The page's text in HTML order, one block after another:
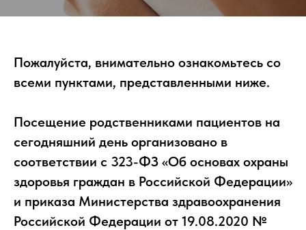
Пожалуйста, внимательно ознакомьтесь со
всеми пунктами, представленными ниже.
Посещение родственниками пациентов на
сегодняшний день организовано в
соответствии с 323-ФЗ «Об основах охраны
здоровья граждан в Российской Федерации»
и приказа Министерства здравоохранения
Российской Федерации от 19.08.2020 №